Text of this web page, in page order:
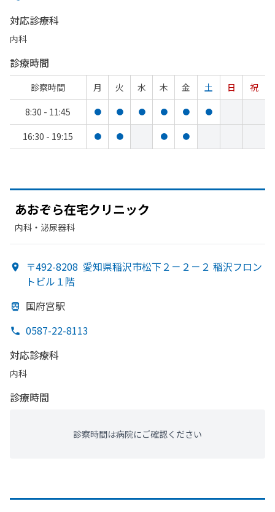
対応診療科
内科
診療時間
診察時間 月 火 水 木 金 土 日
祝
8:30 - 11:45
● ● ● ● ● ●
16:30 - 19:15 ● ● ● ●
あおぞら在宅クリニック
内科・​泌尿器科
〒492-8208 愛知県稲沢市松下２－２－２ 稲沢フロン
トビル１階
国府宮駅
0587-22-8113
対応診療科
内科
診療時間
診察時間は病院にご確認ください